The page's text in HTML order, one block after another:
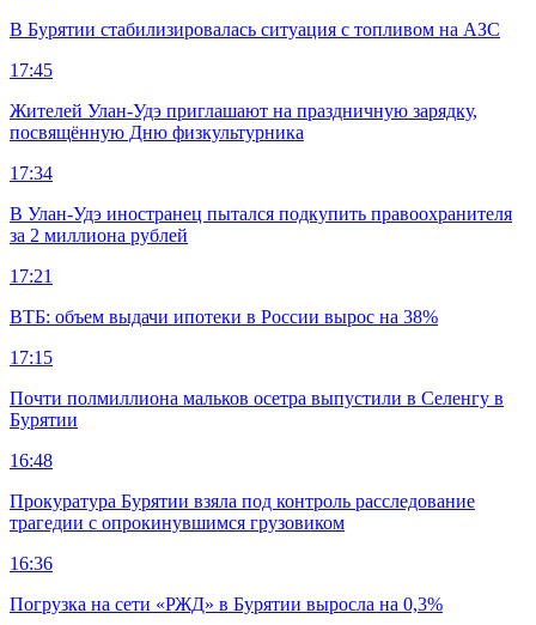
В Бурятии стабилизировалась ситуация с топливом на АЗС
17:45
Жителей Улан-Удэ приглашают на праздничную зарядку,
посвящённую Дню физкультурника
17:34
В Улан-Удэ иностранец пытался подкупить правоохранителя
за 2 миллиона рублей
17:21
ВТБ: объем выдачи ипотеки в России вырос на 38%
17:15
Почти полмиллиона мальков осетра выпустили в Селенгу в
Бурятии
16:48
Прокуратура Бурятии взяла под контроль расследование
трагедии с опрокинувшимся грузовиком
16:36
Погрузка на сети «РЖД» в Бурятии выросла на 0,3%